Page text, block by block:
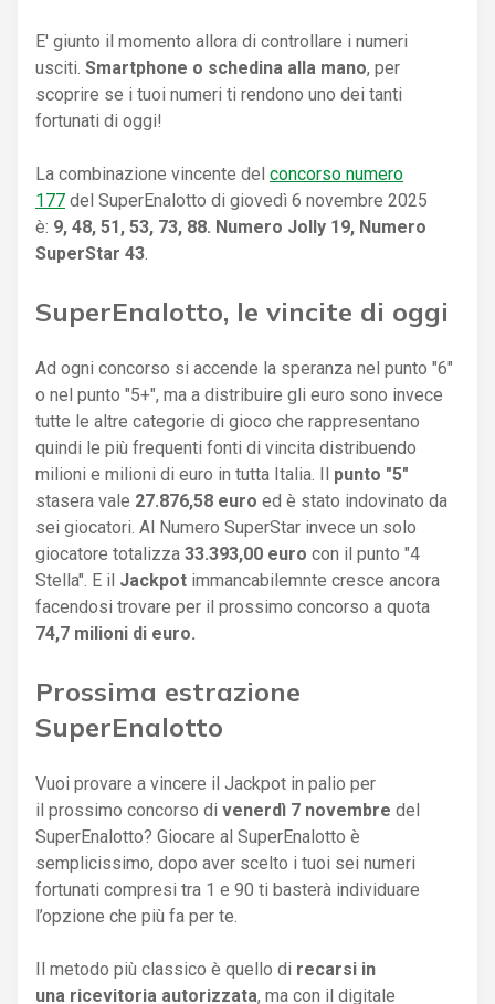
E' giunto il momento allora di controllare i numeri
usciti. Smartphone o schedina alla mano, per
scoprire se i tuoi numeri ti rendono uno dei tanti
fortunati di oggi!
La combinazione vincente del concorso numero
177 del SuperEnalotto di giovedì 6 novembre 2025
è: 9, 48, 51, 53, 73, 88. Numero Jolly 19, Numero
SuperStar 43
SuperEnalotto, le vincite di oggi
Ad ogni concorso si accende la speranza nel punto "6"
o nel punto "5+", ma a distribuire gli euro sono invece
tutte le altre categorie di gioco che rappresentano
quindi le più frequenti fonti di vincita distribuendo
milioni e milioni di euro in tutta Italia. Il punto "5"
stasera vale 27.876,58 euro ed è stato indovinato da
sei giocatori. Al Numero SuperStar invece un solo
giocatore totalizza 33.393,00 euro con il punto "4
Stella". E il Jackpot immancabilemnte cresce ancora
facendosi trovare per il prossimo concorso a quota
74,7 milioni di euro.
Prossima estrazione
SuperEnalotto
Vuoi provare a vincere il Jackpot in palio per
il prossimo concorso di venerdì 7 novembre del
SuperEnalotto? Giocare al SuperEnalotto è
semplicissimo, dopo aver scelto i tuoi sei numeri
fortunati compresi tra 1 e 90 ti basterà individuare
l’opzione che più fa per te.
Il metodo più classico è quello di recarsi in
una ricevitoria autorizzata, ma con il digitale